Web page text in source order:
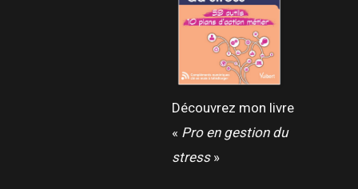
Découvrez mon livre
« Pro en gestion du
stress»